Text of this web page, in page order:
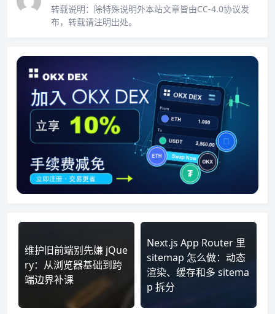
转载说明： 除特殊说明外本站文章皆由CC-4.0协议发
布，转载请注明出处。
维护旧前端别先嫌 jQue
ry：从浏览器基础到跨
端边界补课
Next.js App Router 里
sitemap 怎么做：动态
渲染、缓存和多 sitema
p 拆分